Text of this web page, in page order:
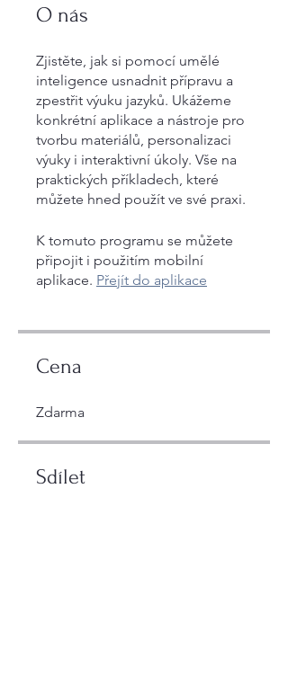
O nás
Zjistěte, jak si pomocí umělé
inteligence usnadnit přípravu a
zpestřit výuku jazyků. Ukážeme
konkrétní aplikace a nástroje pro
tvorbu materiálů, personalizaci
výuky i interaktivní úkoly. Vše na
praktických příkladech, které
K tomuto programu se můžete
připojit i použitím mobilní
aplikace. Přejít do aplikace
Cena
Zdarma
Sdílet